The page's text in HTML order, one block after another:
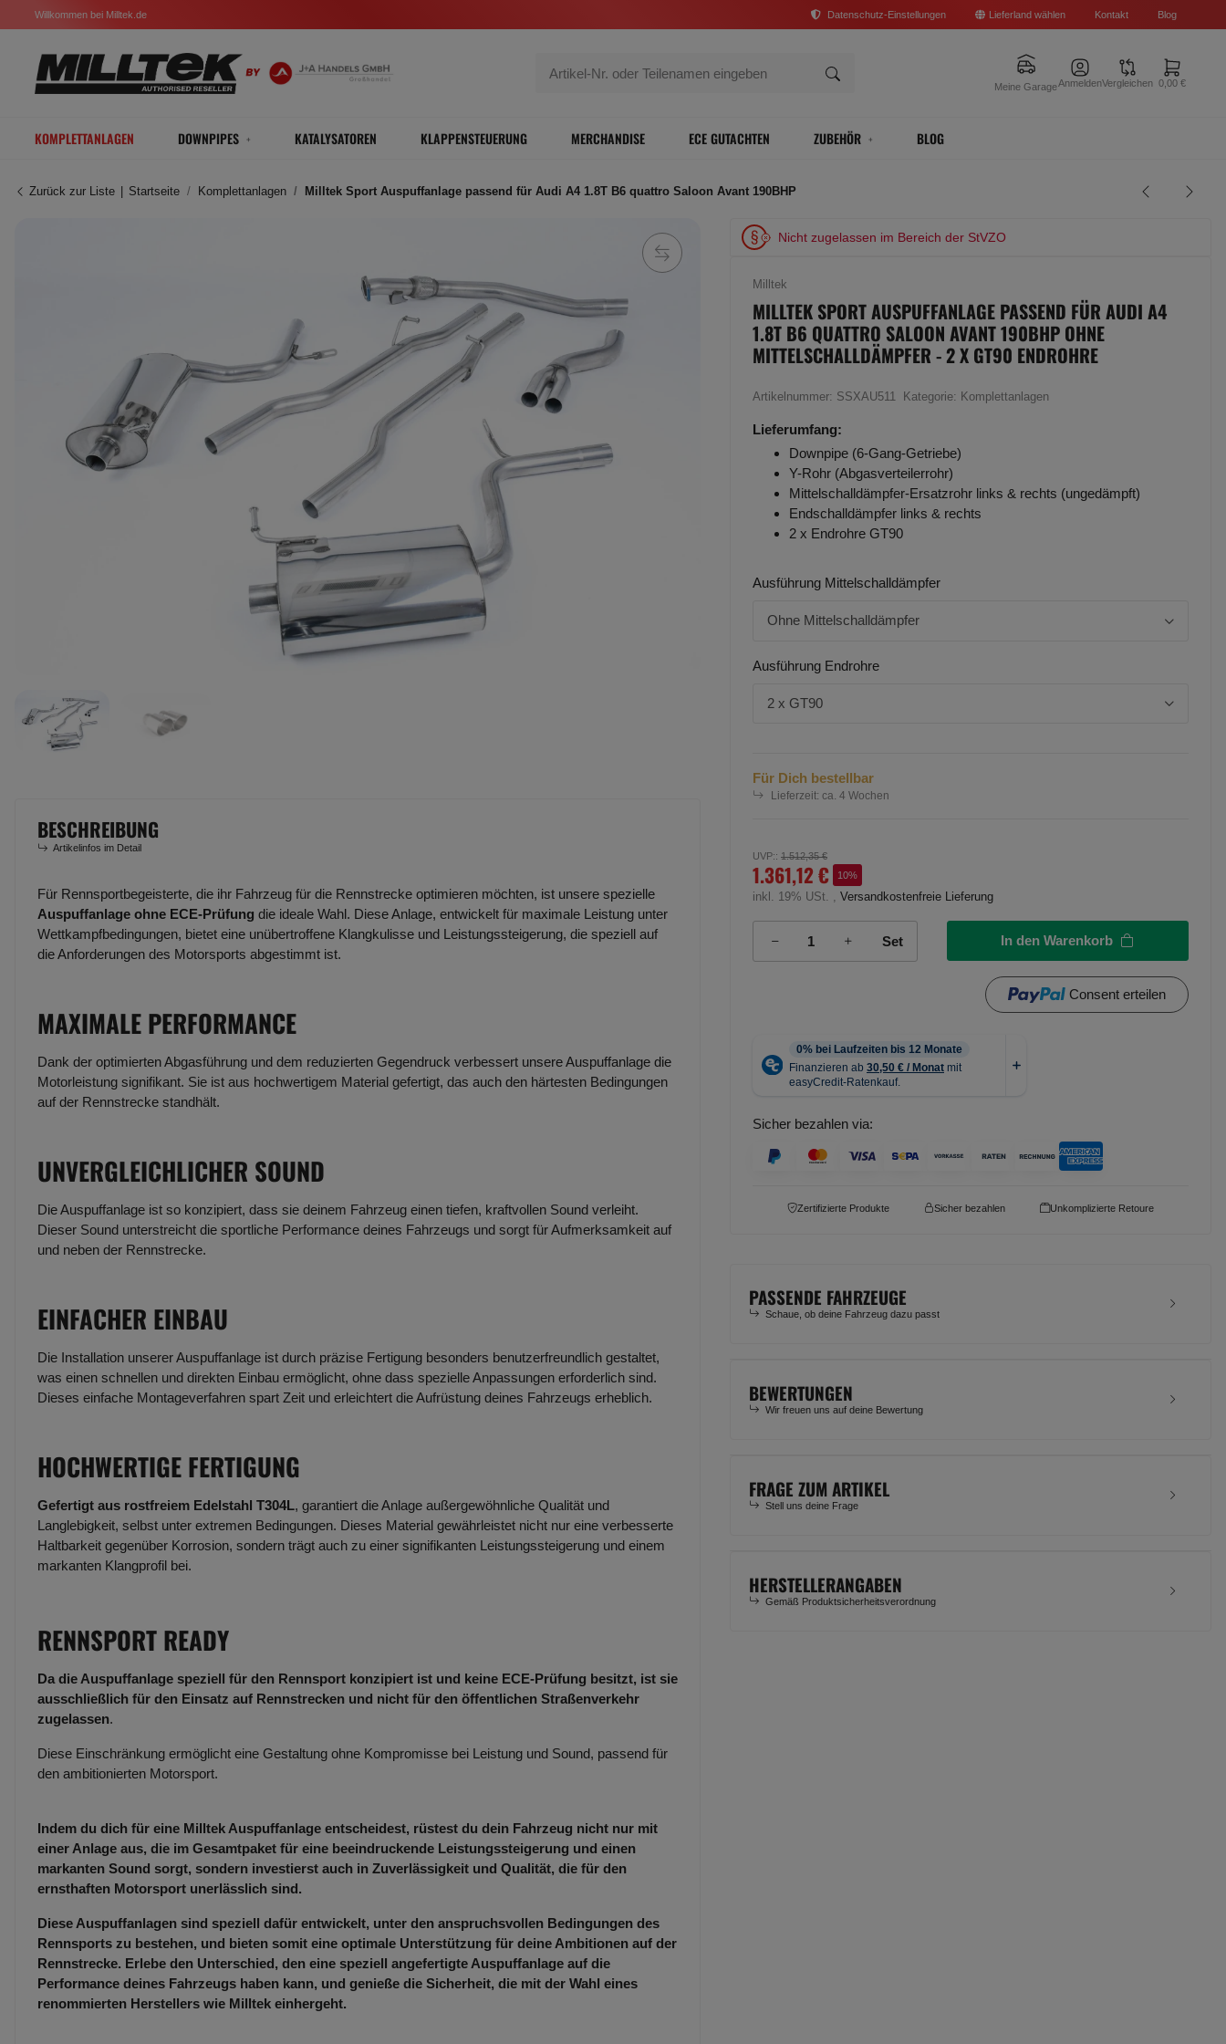
Willkommen bei Milltek.de Datenschutz-Einstellungen Lieferland wählen Kontakt Blog
Meine GarageAnmeldenVergleichen 0,00 €
KOMPLETTANLAGEN DOWNPIPES KATALYSATOREN KLAPPENSTEUERUNG MERCHANDISE ECE GUTACHTEN ZUBEHÖR BLOG
Zurück zur Liste Startseite Komplettanlagen Milltek Sport Auspuffanlage passend für Audi A4 1.8T B6 quattro Saloon Avant 190BHP
Nicht zugelassen im Bereich der StVZO
Milltek
MILLTEK SPORT AUSPUFFANLAGE PASSEND FÜR AUDI A4
1.8T B6 QUATTRO SALOON AVANT 190BHP OHNE
MITTELSCHALLDÄMPFER - 2 X GT90 ENDROHRE
Artikelnummer: SSXAU511 Kategorie: Komplettanlagen
Lieferumfang:
Downpipe (6-Gang-Getriebe)
Y-Rohr (Abgasverteilerrohr)
Mittelschalldämpfer-Ersatzrohr links & rechts (ungedämpft)
Endschalldämpfer links & rechts
2 x Endrohre GT90
Ausführung Mittelschalldämpfer
Ohne Mittelschalldämpfer
Ausführung Endrohre
2 x GT90
Für Dich bestellbar
Lieferzeit: ca. 4 Wochen
UVP:: 1.512,35 €
1.361,12 € 10%
inkl. 19% USt. , Versandkostenfreie Lieferung
Set In den Warenkorb
Consent erteilen
Sicher bezahlen via:
Zertifizierte Produkte Sicher bezahlen Unkomplizierte Retoure
PASSENDE FAHRZEUGE
Schaue, ob deine Fahrzeug dazu passt
BEWERTUNGEN
Wir freuen uns auf deine Bewertung
FRAGE ZUM ARTIKEL
Stell uns deine Frage
HERSTELLERANGABEN
Gemäß Produktsicherheitsverordnung
BESCHREIBUNG
Artikelinfos im Detail
Für Rennsportbegeisterte, die ihr Fahrzeug für die Rennstrecke optimieren möchten, ist unsere spezielle
Auspuffanlage ohne ECE-Prüfung die ideale Wahl. Diese Anlage, entwickelt für maximale Leistung unter
Wettkampfbedingungen, bietet eine unübertroffene Klangkulisse und Leistungssteigerung, die speziell auf
die Anforderungen des Motorsports abgestimmt ist.
MAXIMALE PERFORMANCE
Dank der optimierten Abgasführung und dem reduzierten Gegendruck verbessert unsere Auspuffanlage die
Motorleistung signifikant. Sie ist aus hochwertigem Material gefertigt, das auch den härtesten Bedingungen
auf der Rennstrecke standhält.
UNVERGLEICHLICHER SOUND
Die Auspuffanlage ist so konzipiert, dass sie deinem Fahrzeug einen tiefen, kraftvollen Sound verleiht.
Dieser Sound unterstreicht die sportliche Performance deines Fahrzeugs und sorgt für Aufmerksamkeit auf
und neben der Rennstrecke.
EINFACHER EINBAU
Die Installation unserer Auspuffanlage ist durch präzise Fertigung besonders benutzerfreundlich gestaltet,
was einen schnellen und direkten Einbau ermöglicht, ohne dass spezielle Anpassungen erforderlich sind.
Dieses einfache Montageverfahren spart Zeit und erleichtert die Aufrüstung deines Fahrzeugs erheblich.
HOCHWERTIGE FERTIGUNG
Gefertigt aus rostfreiem Edelstahl T304L, garantiert die Anlage außergewöhnliche Qualität und
Langlebigkeit, selbst unter extremen Bedingungen. Dieses Material gewährleistet nicht nur eine verbesserte
Haltbarkeit gegenüber Korrosion, sondern trägt auch zu einer signifikanten Leistungssteigerung und einem
markanten Klangprofil bei.
RENNSPORT READY
Da die Auspuffanlage speziell für den Rennsport konzipiert ist und keine ECE-Prüfung besitzt, ist sie
ausschließlich für den Einsatz auf Rennstrecken und nicht für den öffentlichen Straßenverkehr
zugelassen.
Diese Einschränkung ermöglicht eine Gestaltung ohne Kompromisse bei Leistung und Sound, passend für
den ambitionierten Motorsport.
Indem du dich für eine Milltek Auspuffanlage entscheidest, rüstest du dein Fahrzeug nicht nur mit
einer Anlage aus, die im Gesamtpaket für eine beeindruckende Leistungssteigerung und einen
markanten Sound sorgt, sondern investierst auch in Zuverlässigkeit und Qualität, die für den
ernsthaften Motorsport unerlässlich sind.
Diese Auspuffanlagen sind speziell dafür entwickelt, unter den anspruchsvollen Bedingungen des
Rennsports zu bestehen, und bieten somit eine optimale Unterstützung für deine Ambitionen auf der
Rennstrecke. Erlebe den Unterschied, den eine speziell angefertigte Auspuffanlage auf die
Performance deines Fahrzeugs haben kann, und genieße die Sicherheit, die mit der Wahl eines
renommierten Herstellers wie Milltek einhergeht.